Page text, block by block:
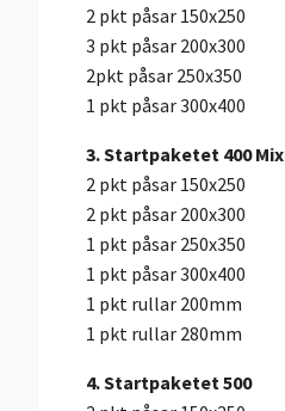
2 pkt påsar 150x250
3 pkt påsar 200x300
2pkt påsar 250x350
1 pkt påsar 300x400
3. Startpaketet 400 Mix
2 pkt påsar 150x250
2 pkt påsar 200x300
1 pkt påsar 250x350
1 pkt påsar 300x400
1 pkt rullar 200mm
1 pkt rullar 280mm
4. Startpaketet 500